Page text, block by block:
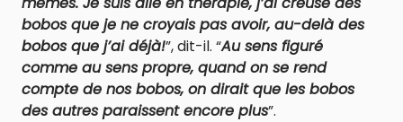
bobos que je ne croyais pas avoir, au-delà des
bobos que j’ai déjà!”, dit-il. “Au sens figuré
comme au sens propre, quand on se rend
compte de nos bobos, on dirait que les bobos
des autres paraissent encore plus”.